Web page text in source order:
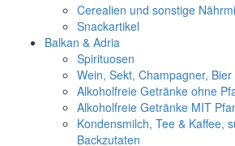
Cerealien und sonstige
Snackartikel
Balkan & Adria
Spirituosen
Wein, Sekt, Champagner, Bier
Alkoholfreie Getränke ohne
Alkoholfreie Getränke MIT
Kondensmilch, Tee & Kaffee,
Backzutaten